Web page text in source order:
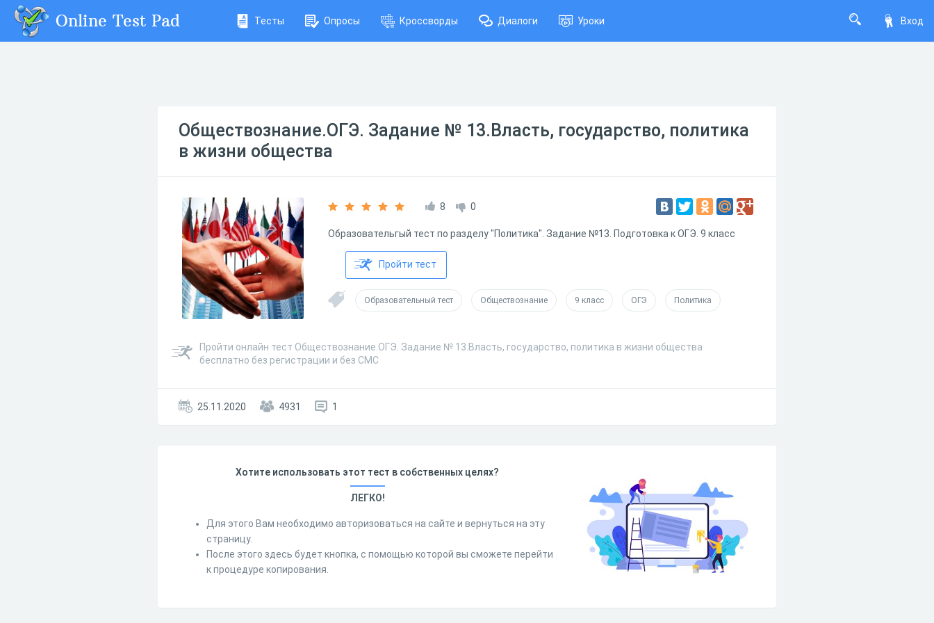
Вход
Online Test Pad Тесты Опросы Кроссворды Диалоги Уроки
Обществознание.ОГЭ. Задание № 13.Власть, государство, политика
в жизни общества
8 0
Образовательгый тест по разделу "Политика". Задание №13. Подготовка к ОГЭ. 9 класс
Пройти тест
Образовательный тест Обществознание 9 класс ОГЭ Политика
Пройти онлайн тест Обществознание.ОГЭ. Задание № 13.Власть, государство, политика в жизни общества
бесплатно без регистрации и без СМС
25.11.2020 4931 1
Хотите использовать этот тест в собственных целях?
ЛЕГКО!
Для этого Вам необходимо авторизоваться на сайте и вернуться на эту
страницу.
После этого здесь будет кнопка, с помощью которой вы сможете перейти
к процедуре копирования.